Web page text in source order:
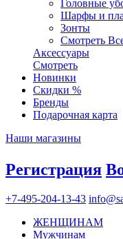
Головные
Шарфы и
Зонты
Смотреть
Аксессуары
Смотреть
Новинки
Скидки %
Бренды
Подарочная карта
Наши магазины
Регистрация
+7-495-204-13-43
ЖЕНЩИНАМ
Мужчинам